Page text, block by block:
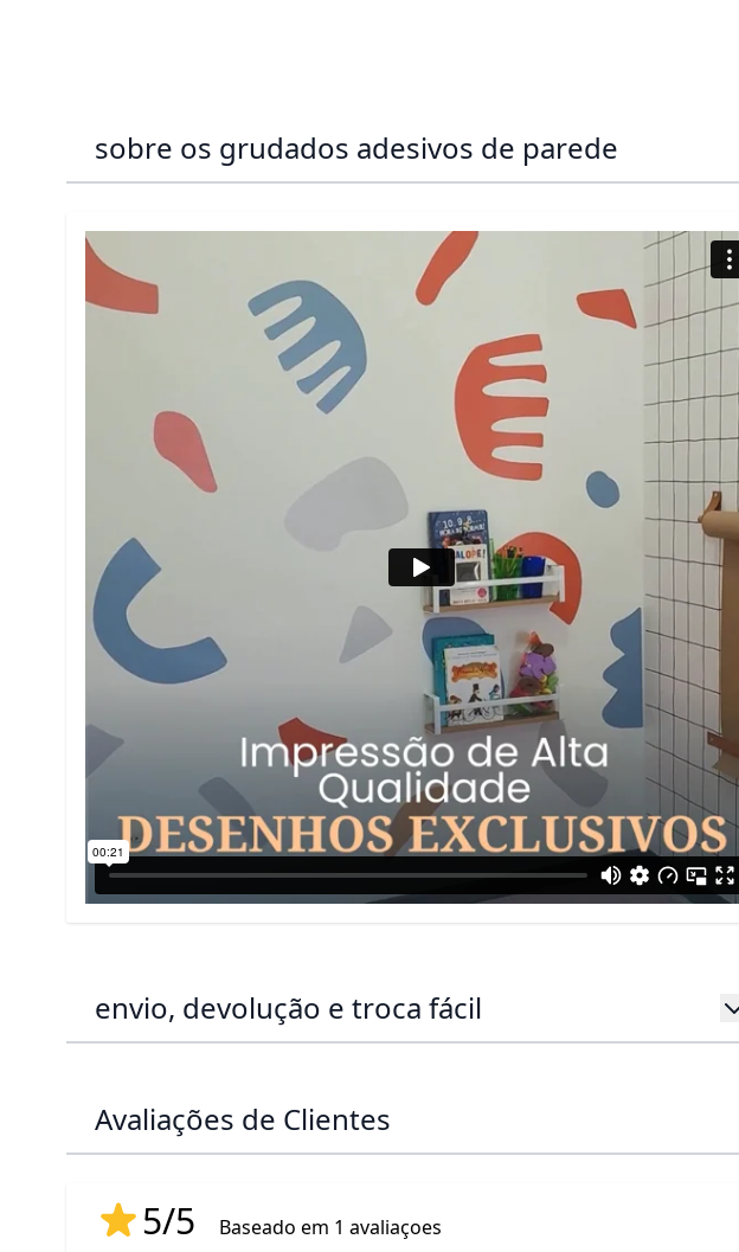
sobre os grudados adesivos de parede
envio, devolução e troca fácil
Avaliações de Clientes
5/5
Baseado em 1 avaliaçoes